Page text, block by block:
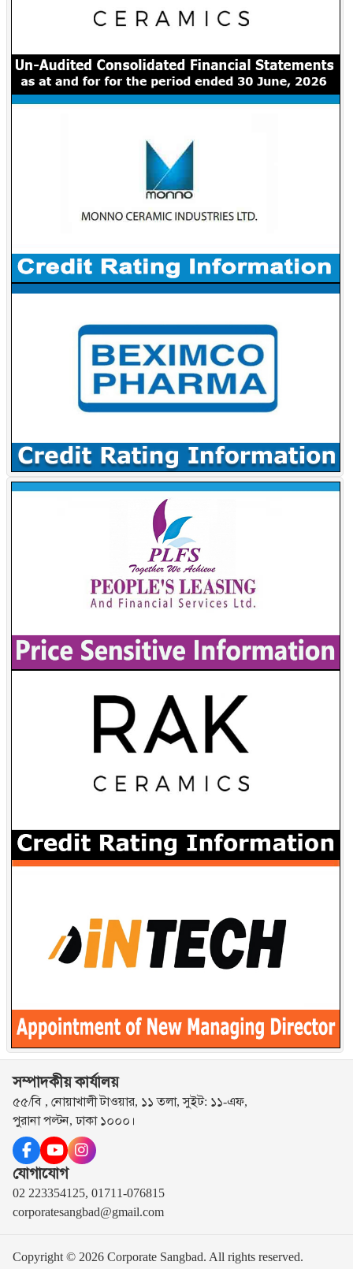
সম্পাদকীয় কার্যালয়
৫৫/বি , নোয়াখালী টাওয়ার, ১১ তলা, সুইট: ১১-এফ,
পুরানা পল্টন, ঢাকা ১০০০।
যোগাযোগ
02 223354125, 01711-076815
corporatesangbad@gmail.com
Copyright © 2026 Corporate Sangbad. All rights reserved.